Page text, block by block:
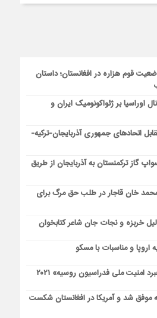
قوم هزاره در افغانستان؛ داستان
اوراسیا بر ژئواکونومیک ایران و
اتحادهای جمهوری آذربایجان-ترکیه-
گاز ترکمنستان به آذربایجان از طریق
خان قاجار در طلب حق مرگ برای
خربزه و نجات جان شاعر کتابخوان
اروپا و مناسبات با مسکو
امنیت ملی فدراسیون روسیه» ۲۰۲۱
موفق شد و آمریکا در افغانستان شکست